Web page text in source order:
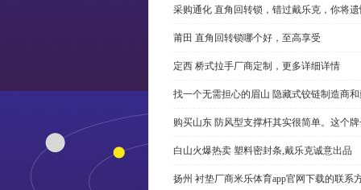
采购通化 直角回转锁，错过戴乐克，你将
莆田 直角回转锁哪个好，至高享受
定西 桥式拉手厂商定制，更多详细详情
找一个无需担心的眉山 隐藏式铰链制造商
购买山东 防风型支撑杆其实很简单。这个
白山火爆热卖 塑料密封条,戴乐克诚意出品
扬州 衬垫厂商米乐体育app官网下载的联系